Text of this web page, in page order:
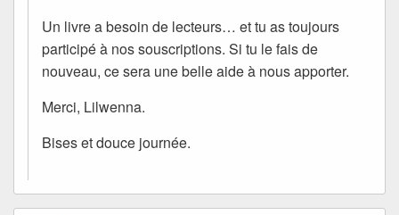
Un livre a besoin de lecteurs… et tu as toujours
participé à nos souscriptions. Si tu le fais de
nouveau, ce sera une belle aide à nous apporter.
Merci, Lilwenna.
Bises et douce journée.